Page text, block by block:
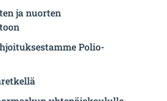
ja nuorten
Polio-